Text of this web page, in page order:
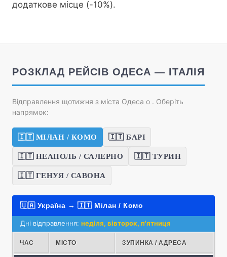
додаткове місце (-10%).
РОЗКЛАД РЕЙСІВ ОДЕСА — ІТАЛІЯ
Відправлення щотижня з міста Одеса о . Оберіть
напрямок:
🇮🇹 МІЛАН / КОМО 🇮🇹 БАРІ
🇮🇹 НЕАПОЛЬ / САЛЕРНО 🇮🇹 ТУРИН
🇮🇹 ГЕНУЯ / САВОНА
🇺🇦 Україна → 🇮🇹 Мілан / Комо
Дні відправлення: неділя, вівторок, п'ятниця
ЧАС МІСТО ЗУПИНКА / АДРЕСА